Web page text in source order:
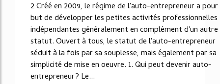
2 Créé en 2009, le régime de l'auto-entrepreneur a pour
but de développer les petites activités professionnelles
indépendantes généralement en complément d'un autre
statut. Ouvert à tous, le statut de l'auto-entrepreneur
séduit à la fois par sa souplesse, mais également par sa
simplicité de mise en oeuvre. 1. Qui peut devenir auto-
entrepreneur? Le...